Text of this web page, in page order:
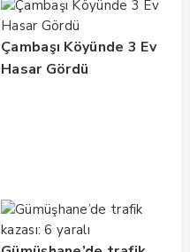
Vurgusu
Çambaşı Köyünde 3 Ev
Hasar Gördü